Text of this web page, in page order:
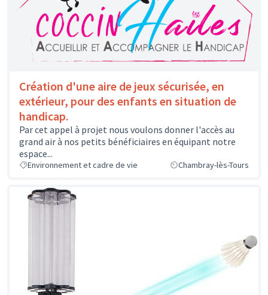
Création d'une aire de jeux sécurisée, en
extérieur, pour des enfants en situation de
handicap.
Par cet appel à projet nous voulons donner l'accès au
grand air à nos petits bénéficiaires en équipant notre
espace...
Environnement et cadre de vie Chambray-lès-Tours